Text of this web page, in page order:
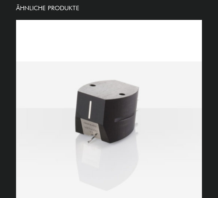
ÄHNLICHE PRODUKTE